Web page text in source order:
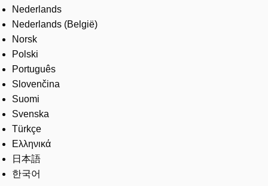
Nederlands
Nederlands (België)
Norsk
Polski
Português
Slovenčina
Suomi
Svenska
Türkçe
Ελληνικά
日本語
한국어